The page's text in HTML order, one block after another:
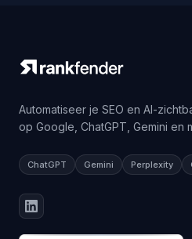
Automatiseer je SEO en AI-
op Google, ChatGPT, Gemini en
ChatGPT Gemini Perplexity